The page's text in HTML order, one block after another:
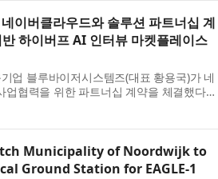
이버클라우드와 솔루션 파트너십 계
하이버프 AI 인터뷰 마켓플레이스
업 블루바이저시스템즈(대표 황용국)가 네
업협력을 위한 파트너십 계약을 체결했다고
을 체결했으며, 이번 계약을 통해 블루바
Municipality of Noordwijk to
Ground Station for EAGLE-1